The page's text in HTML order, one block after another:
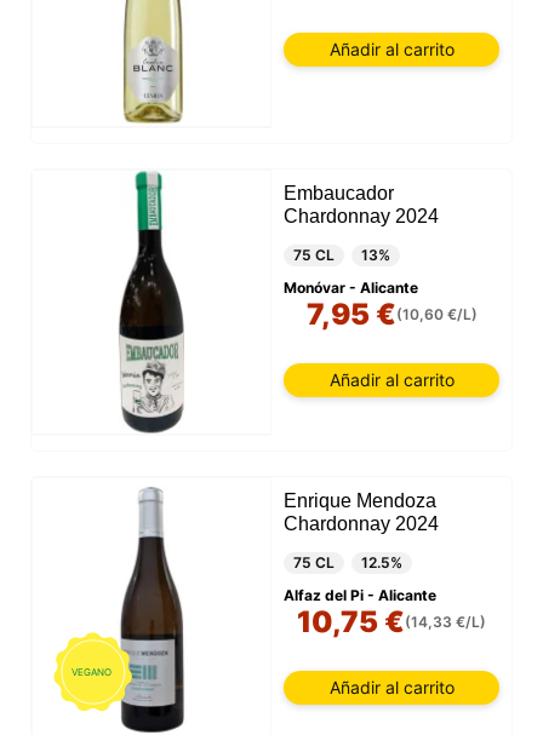
Añadir al carrito
Embaucador
Chardonnay 2024
75 CL
13%
Monóvar - Alicante
7,95 €(10,60 €/L)
Añadir al carrito
VEGANO
Enrique Mendoza
Chardonnay 2024
75 CL
12.5%
Alfaz del Pi - Alicante
10,75 €(14,33 €/L)
Añadir al carrito